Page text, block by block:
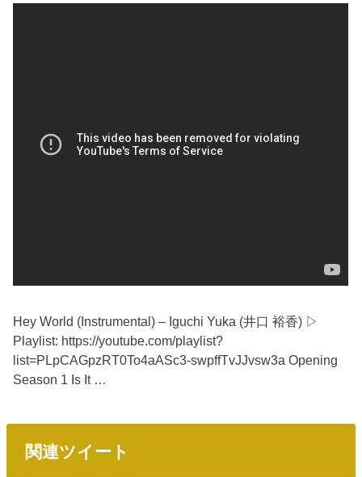
Hey World (Instrumental) – Iguchi Yuka (井口 裕香) ▷
Playlist: https://youtube.com/playlist?
list=PLpCAGpzRT0To4aASc3-swpffTvJJvsw3a Opening
Season 1 Is It …
関連ツイート